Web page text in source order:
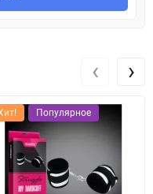
Популярное
‹ ›